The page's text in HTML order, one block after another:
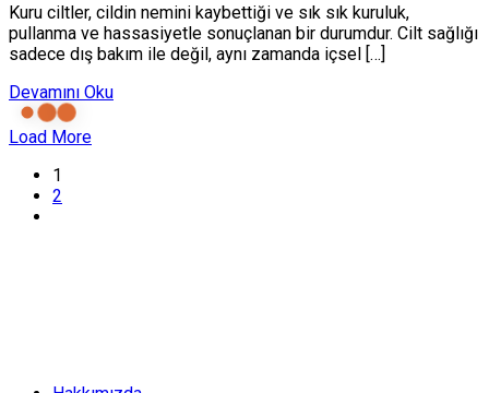
Kuru ciltler, cildin nemini kaybettiği ve sık sık kuruluk,
pullanma ve hassasiyetle sonuçlanan bir durumdur. Cilt sağlığı
sadece dış bakım ile değil, aynı zamanda içsel […]
Devamını Oku
Load More
1
2